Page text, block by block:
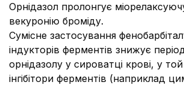
Орнідазол пролонгує
векуронію броміду.
Сумісне застосування
індукторів ферментів знижує
орнідазолу у сироватці крові, у
інгібітори ферментів (наприклад